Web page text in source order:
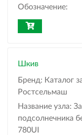
Обозначение:
Шкив
Бренд: Каталог
Ростсельмаш
Название узла:
подсолнечника
780UI